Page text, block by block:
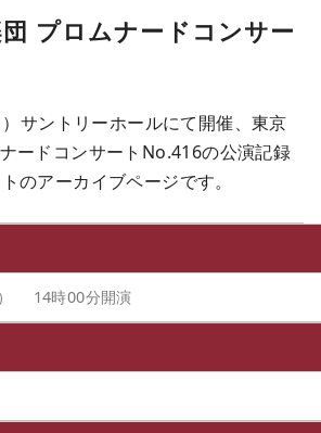
プロムナードコンサー
サントリーホールにて開催、東京
ードコンサートNo.416の公演記録
のアーカイブページです。
14時00分開演